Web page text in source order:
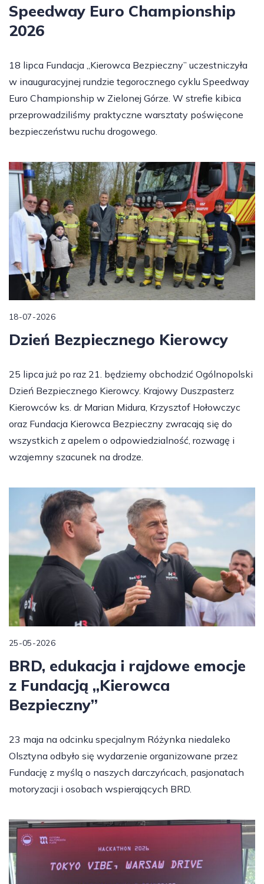
Speedway Euro Championship
2026
18 lipca Fundacja „Kierowca Bezpieczny” uczestniczyła
w inauguracyjnej rundzie tegorocznego cyklu Speedway
Euro Championship w Zielonej Górze. W strefie kibica
przeprowadziliśmy praktyczne warsztaty poświęcone
bezpieczeństwu ruchu drogowego.
18-07-2026
Dzień Bezpiecznego Kierowcy
25 lipca już po raz 21. będziemy obchodzić Ogólnopolski
Dzień Bezpiecznego Kierowcy. Krajowy Duszpasterz
Kierowców ks. dr Marian Midura, Krzysztof Hołowczyc
oraz Fundacja Kierowca Bezpieczny zwracają się do
wszystkich z apelem o odpowiedzialność, rozwagę i
wzajemny szacunek na drodze.
25-05-2026
BRD, edukacja i rajdowe emocje
z Fundacją „Kierowca
Bezpieczny”
23 maja na odcinku specjalnym Różynka niedaleko
Olsztyna odbyło się wydarzenie organizowane przez
Fundację z myślą o naszych darczyńcach, pasjonatach
motoryzacji i osobach wspierających BRD.